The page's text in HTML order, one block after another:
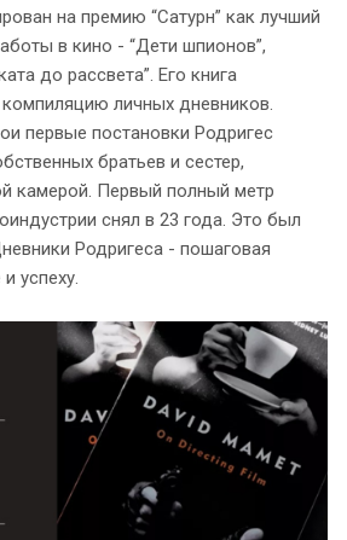
на премию “Сатурн” как лучший
в кино - “Дети шпионов”,
до рассвета”. Его книга
личных дневников.
первые постановки Родригес
братьев и сестер,
камерой. Первый полный метр
снял в 23 года. Это был
Родригеса - пошаговая
успеху.